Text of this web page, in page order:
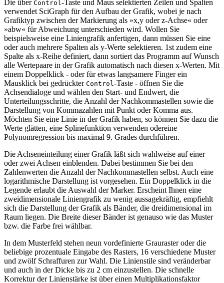
Die über Control -Taste und Maus selektierten Zeilen und Spalten
verwendet SciGraph für den Aufbau der Grafik, wobei je nach
Grafiktyp zwischen der Markierung als »x,y oder z-Achse« oder
»abw« für Abweichung unterschieden wird. Wollen Sie
beispielsweise eine Liniengrafik anfertigen, dann müssen Sie eine
oder auch mehrere Spalten als y-Werte selektieren. 1st zudem eine
Spalte als x-Reihe definiert, dann sortiert das Programm auf Wunsch
alle Wertepaare in der Grafik automatisch nach diesen x-Werten. Mit
einem Doppelklick - oder für etwas langsamere Finger ein
Mausklick bei gedrückter Control -Taste - öffnen Sie die
Achsendialoge und wählen den Start- und Endwert, die
Unterteilungsschritte, die Anzahl der Nachkommastellen sowie die
Darstellung von Kommazahlen mit Punkt oder Komma aus.
Möchten Sie eine Linie in der Grafik haben, so können Sie dazu die
Werte glätten, eine Splinefunktion verwenden odereine
Polynomregression bis maximal 9. Grades durchführen.
Die Achseneinteilung einer Grafik läßt sich wahlweise auf einer
oder zwei Achsen einblenden. Dabei bestimmen Sie bei den
Zahlenwerten die Anzahl der Nachkommastellen selbst. Auch eine
logarithmische Darstellung ist vorgesehen. Ein Doppelklick in die
Legende erlaubt die Auswahl der Marker. Erscheint Ihnen eine
zweidimensionale Liniengrafik zu wenig aussagekräftig, empfiehlt
sich die Darstellung der Grafik als Bänder, die dreidimensional im
Raum liegen. Die Breite dieser Bänder ist genauso wie das Muster
bzw. die Farbe frei wählbar.
In dem Musterfeld stehen neun vordefinierte Grauraster oder die
beliebige prozentuale Eingabe des Rasters, 16 verschiedene Muster
und zwölf Schraffuren zur Wahl. Die Linienstile sind veränderbar
und auch in der Dicke bis zu 2 cm einzustellen. Die schnelle
Korrektur der Linienstärke ist über einen Multiplikationsfaktor